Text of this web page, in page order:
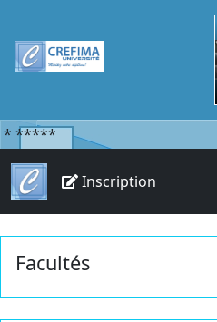
* *****
Inscription
Facultés